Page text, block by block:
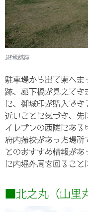
遊焉館跡
駐車場から出て東へま
跡、廊下橋が見えてき
に、御城印が購入で
近いことに気づき、先
イレブンの西隣にある
府内藩校があった場所
とのおすすめ情報があ
に内堀外周を回ること
■北之丸（山里